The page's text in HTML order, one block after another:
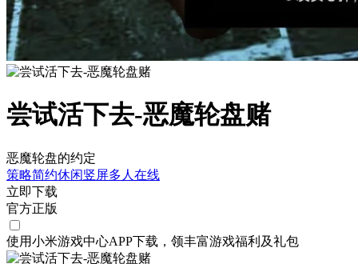
尝试活下去-恶魔轮盘赌
恶魔轮盘的约定
策略简约休闲竖屏多人在线
立即下载
官方正版
使用小米游戏中心APP下载 ，领丰富游戏福利 及礼包